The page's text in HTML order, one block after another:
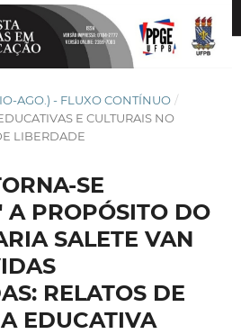
AGO.) - FLUXO CONTÍNUO /
E CULTURAIS NO
LIBERDADE
SE
PROPÓSITO DO
SALETE VAN
RELATOS DE
EDUCATIVA